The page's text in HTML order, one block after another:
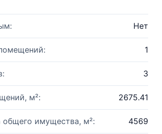
Нет
1
3
м²: 2675.41
имущества, м²: 4569